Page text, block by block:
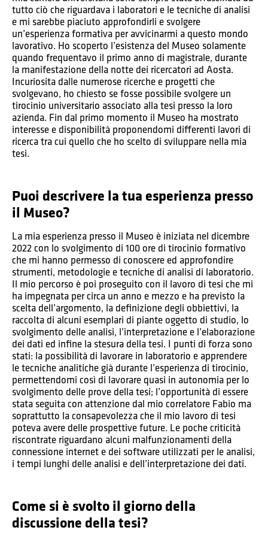
tutto ciò che riguardava i laboratori e le tecniche di analisi
e mi sarebbe piaciuto approfondirli e svolgere
un’esperienza formativa per avvicinarmi a questo mondo
lavorativo. Ho scoperto l’esistenza del Museo solamente
quando frequentavo il primo anno di magistrale, durante
la manifestazione della notte dei ricercatori ad Aosta.
Incuriosita dalle numerose ricerche e progetti che
svolgevano, ho chiesto se fosse possibile svolgere un
tirocinio universitario associato alla tesi presso la loro
azienda. Fin dal primo momento il Museo ha mostrato
interesse e disponibilità proponendomi differenti lavori di
ricerca tra cui quello che ho scelto di sviluppare nella mia
tesi.
Puoi descrivere la tua esperienza presso
il Museo?
La mia esperienza presso il Museo è iniziata nel dicembre
2022 con lo svolgimento di 100 ore di tirocinio formativo
che mi hanno permesso di conoscere ed approfondire
strumenti, metodologie e tecniche di analisi di laboratorio.
Il mio percorso è poi proseguito con il lavoro di tesi che mi
ha impegnata per circa un anno e mezzo e ha previsto la
scelta dell’argomento, la definizione degli obbiettivi, la
raccolta di alcuni esemplari di piante oggetto di studio, lo
svolgimento delle analisi, l’interpretazione e l’elaborazione
dei dati ed infine la stesura della tesi. I punti di forza sono
stati: la possibilità di lavorare in laboratorio e apprendere
le tecniche analitiche già durante l’esperienza di tirocinio,
permettendomi così di lavorare quasi in autonomia per lo
svolgimento delle prove della tesi; l’opportunità di essere
stata seguita con attenzione dal mio correlatore Fabio ma
soprattutto la consapevolezza che il mio lavoro di tesi
poteva avere delle prospettive future. Le poche criticità
riscontrate riguardano alcuni malfunzionamenti della
connessione internet e dei software utilizzati per le analisi,
i tempi lunghi delle analisi e dell’interpretazione dei dati.
Come si è svolto il giorno della
discussione della tesi?